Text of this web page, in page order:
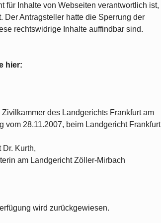
für Inhalte von Webseiten verantwortlich ist,
Antragsteller hatte die Sperrung der
rechtswidrige Inhalte auffindbar sind.
hier:
des Landgerichts Frankfurt am
vom 28.11.2007, beim Landgericht Frankfurt
Kurth,
am Landgericht Zöller-Mirbach
wird zurückgewiesen.